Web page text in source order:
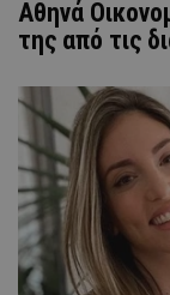
Αθηνά
της από τις